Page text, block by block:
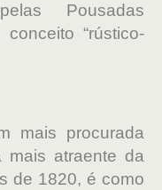
Pousadas
“rústico-
mais procurada
mais atraente da
de 1820, é como